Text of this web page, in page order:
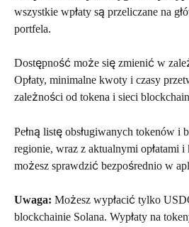
wszystkie wpłaty są przeliczane na
portfela.
Dostępność może się zmienić w
Opłaty, minimalne kwoty i czasy
zależności od tokena i sieci
Pełną listę obsługiwanych tokenów i
regionie, wraz z aktualnymi opłatami
możesz sprawdzić bezpośrednio w
Uwaga: Możesz wypłacić tylko
blockchainie Solana. Wypłaty na